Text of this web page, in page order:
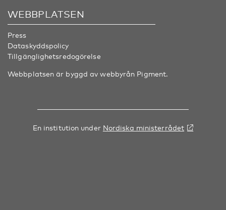
WEBBPLATSEN
Press
Dataskyddspolicy
Tillgänglighetsredogörelse
Webbplatsen är byggd av webbyrån Pigment.
En institution under Nordiska ministerrådet